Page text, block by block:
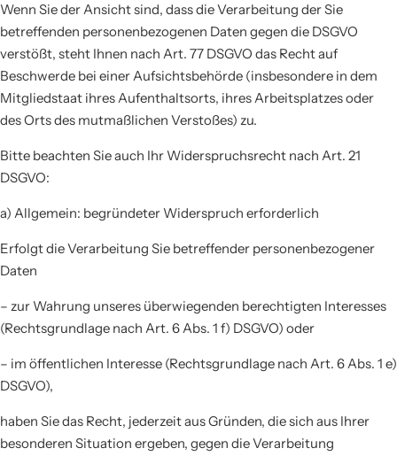
Wenn Sie der Ansicht sind, dass die Verarbeitung der Sie
betreffenden personenbezogenen Daten gegen die DSGVO
verstößt, steht Ihnen nach Art. 77 DSGVO das Recht auf
Beschwerde bei einer Aufsichtsbehörde (insbesondere in dem
Mitgliedstaat ihres Aufenthaltsorts, ihres Arbeitsplatzes oder
des Orts des mutmaßlichen Verstoßes) zu.
Bitte beachten Sie auch Ihr Widerspruchsrecht nach Art. 21
DSGVO:
a) Allgemein: begründeter Widerspruch erforderlich
Erfolgt die Verarbeitung Sie betreffender personenbezogener
Daten
– zur Wahrung unseres überwiegenden berechtigten Interesses
(Rechtsgrundlage nach Art. 6 Abs. 1 f) DSGVO) oder
– im öffentlichen Interesse (Rechtsgrundlage nach Art. 6 Abs. 1 e)
DSGVO),
haben Sie das Recht, jederzeit aus Gründen, die sich aus Ihrer
besonderen Situation ergeben, gegen die Verarbeitung